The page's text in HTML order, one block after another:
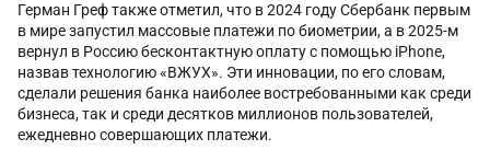
Герман Греф также отметил, что в 2024 году Сбербанк первым
в мире запустил массовые платежи по биометрии, а в 2025-м
вернул в Россию бесконтактную оплату с помощью iPhone,
назвав технологию «ВЖУХ». Эти инновации, по его словам,
сделали решения банка наиболее востребованными как среди
бизнеса, так и среди десятков миллионов пользователей,
ежедневно совершающих платежи.